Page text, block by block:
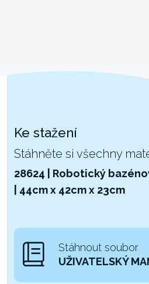
Ke stažení
Stáhněte si všechny
28624 | Robotický
| 44cm x 42cm x 23cm
Stáhnout soubor
UŽIVATELSKÝ